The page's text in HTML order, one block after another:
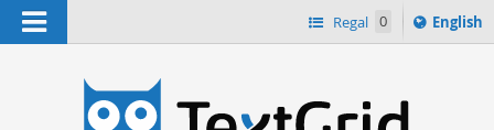
Navigation Regal 0
Switch
English